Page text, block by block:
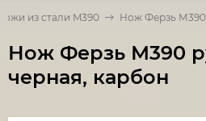
из стали M390 Нож Ферзь М390
Нож Ферзь М390
черная, карбон